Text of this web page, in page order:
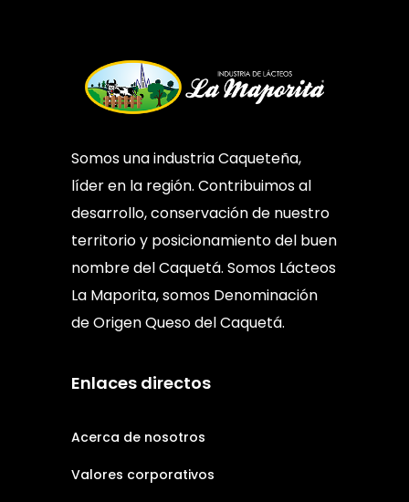
Somos una industria Caqueteña,
líder en la región. Contribuimos al
desarrollo, conservación de nuestro
territorio y posicionamiento del buen
nombre del Caquetá. Somos Lácteos
La Maporita, somos Denominación
de Origen Queso del Caquetá.
Enlaces directos
Acerca de nosotros
Valores corporativos